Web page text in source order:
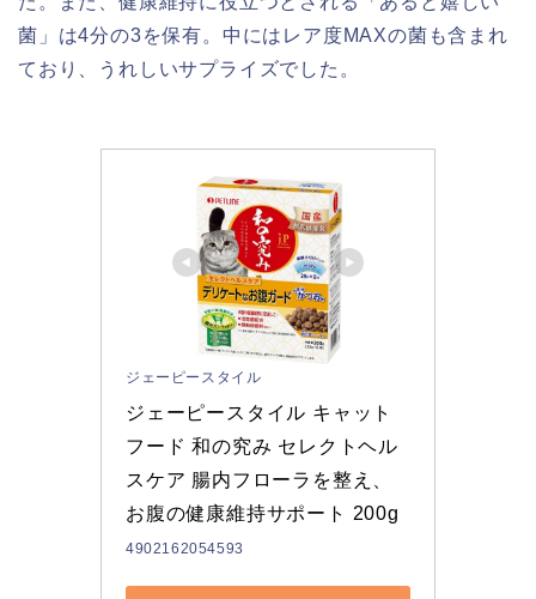
菌」は4分の3を保有。中にはレア度MAXの菌も含まれ
ており、うれしいサプライズでした。
ジェーピースタイル
ジェーピースタイル キャット
フード 和の究み セレクトヘル
スケア 腸内フローラを整え、
お腹の健康維持サポート 200g
4902162054593